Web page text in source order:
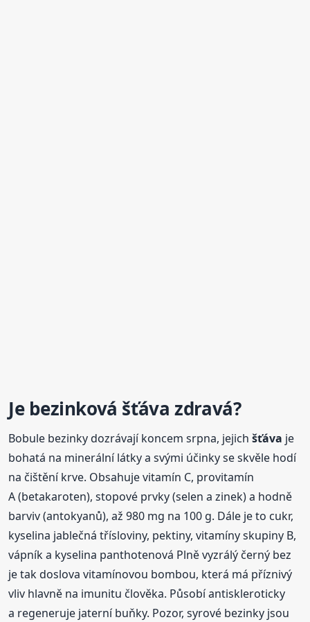
Je bezinková šťáva zdravá?
Bobule bezinky dozrávají koncem srpna, jejichšťáva je
bohatá na minerální látky a svými účinky se skvěle hodí
na čištění krve. Obsahuje vitamín C, provitamín
A (betakaroten), stopové prvky (selen a zinek) a hodně
barviv (antokyanů), až 980 mg na 100 g. Dále je to cukr,
kyselina jablečná třísloviny, pektiny, vitamíny skupiny B,
vápník a kyselina panthotenová Plně vyzrálý černý bez
je tak doslova vitamínovou bombou, která má příznivý
vliv hlavně na imunitu člověka. Působí antiskleroticky
a regeneruje jaterní buňky. Pozor, syrové bezinky jsou